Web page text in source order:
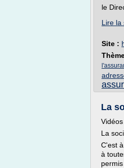
le
Lire la
Site :
La
Vidéos
La
C'est
à